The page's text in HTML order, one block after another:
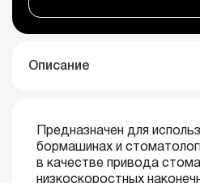
Описание
Предназначен для
бормашинах и
в качестве привода
низкоскоростных